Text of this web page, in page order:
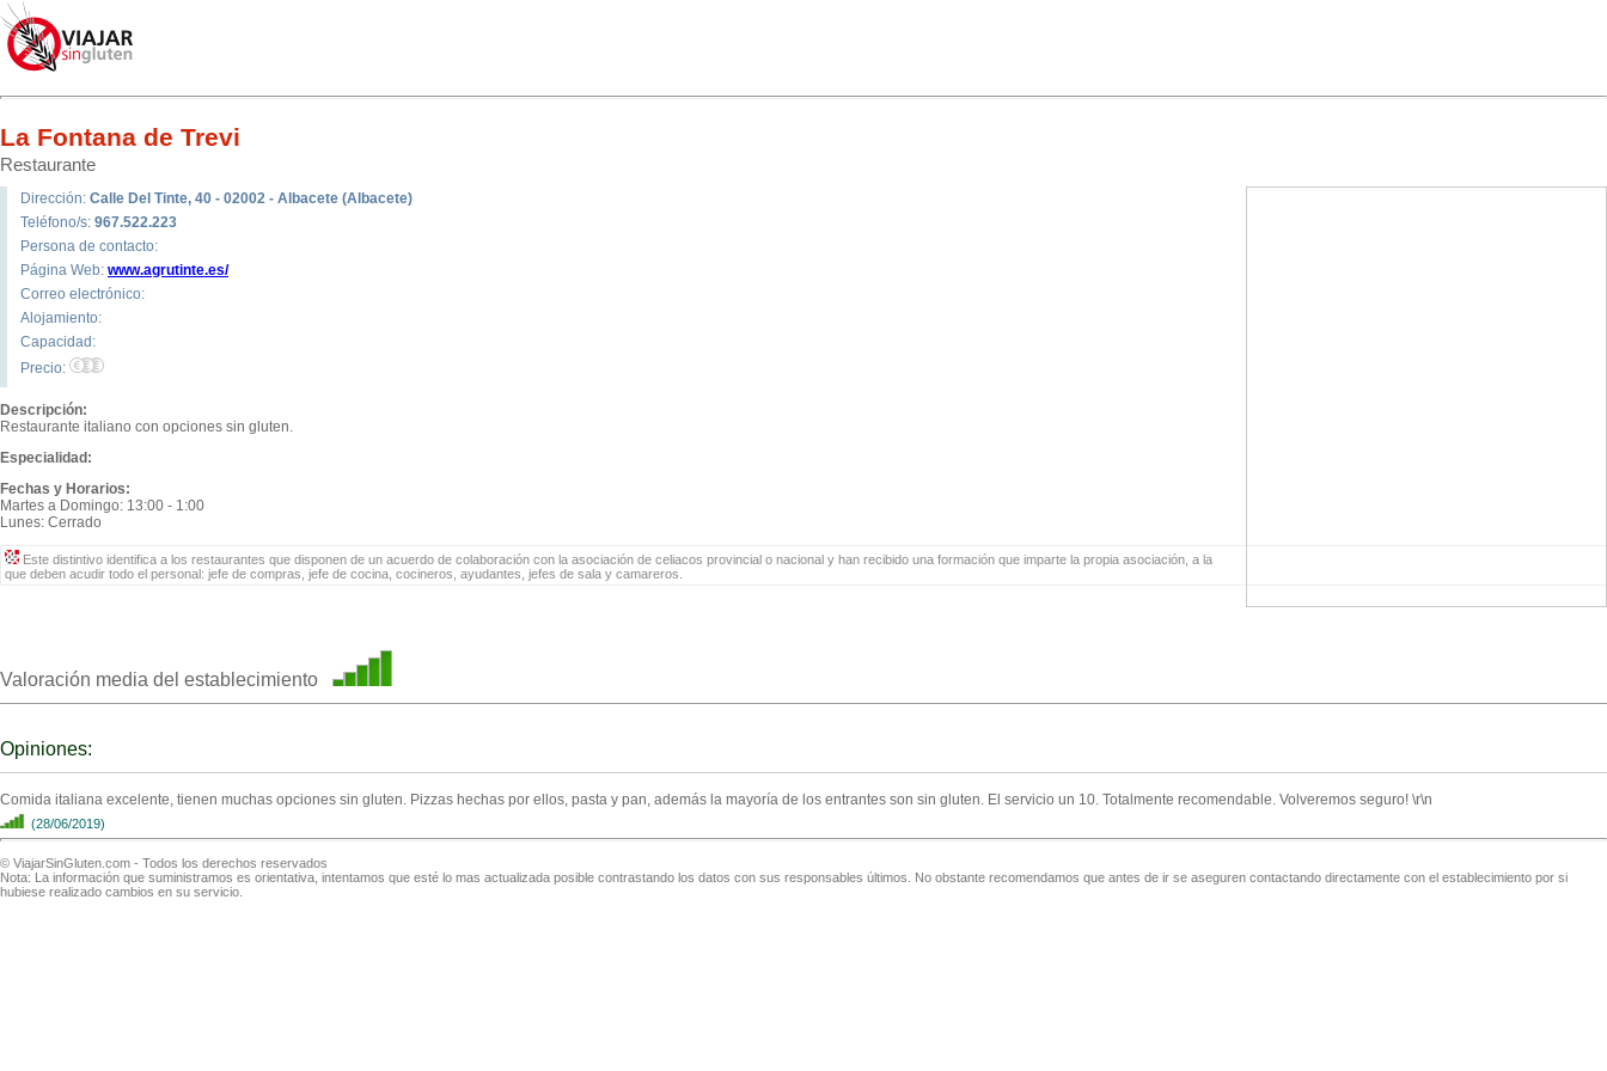
La Fontana de Trevi
Restaurante
Dirección: Calle Del Tinte, 40 - 02002 - Albacete (Albacete)
Teléfono/s: 967.522.223
Persona de contacto:
Página Web: www.agrutinte.es/
Correo electrónico:
Alojamiento:
Capacidad:
Precio:
Descripción:
Restaurante italiano con opciones sin gluten.
Especialidad:
Fechas y Horarios:
Martes a Domingo: 13:00 - 1:00
Lunes: Cerrado
Este distintivo identifica a los restaurantes que disponen de un acuerdo de colaboración con la asociación de celiacos provincial o nacional y han recibido una formación que imparte la propia asociación, a la
que deben acudir todo el personal: jefe de compras, jefe de cocina, cocineros, ayudantes, jefes de sala y camareros.
Valoración media del establecimiento
Opiniones:
Comida italiana excelente, tienen muchas opciones sin gluten. Pizzas hechas por ellos, pasta y pan, además la mayorí­a de los entrantes son sin gluten. El servicio un 10. Totalmente recomendable. Volveremos seguro! \r\n
(28/06/2019)
© ViajarSinGluten.com - Todos los derechos reservados
Nota: La información que suministramos es orientativa, intentamos que esté lo mas actualizada posible contrastando los datos con sus responsables últimos. No obstante recomendamos que antes de ir se aseguren contactando directamente con el establecimiento por si
hubiese realizado cambios en su servicio.